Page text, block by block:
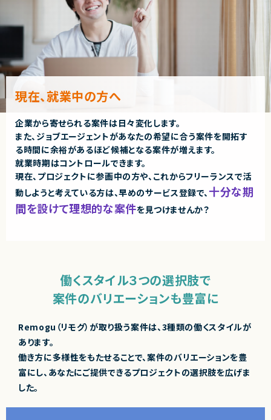
現在、就業中の方へ
企業から寄せられる案件は日々変化します。
また、ジョブエージェントがあなたの希望に合う案件を開拓す
る時間に余裕があるほど候補となる案件が増えます。
就業時期はコントロールできます。
現在、プロジェクトに参画中の方や、これからフリーランスで活
動しようと考えている方は、早めのサービス登録で、十分な期
間を設けて理想的な案件を見つけませんか？
働くスタイル３つの選択肢で
案件のバリエーションも豊富に
Remogu（リモグ）が取り扱う案件は、3種類の働くスタイルが
あります。
働き方に多様性をもたせることで、案件のバリエーションを豊
富にし、あなたにご提供できるプロジェクトの選択肢を広げま
した。